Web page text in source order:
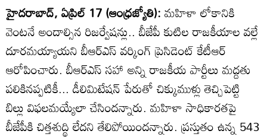
హైదరాబాద్‌, ఏప్రిల్‌ 17 (ఆంధ్రజ్యోతి):మహిళా లోకానికి
వెంటనే అందాల్సిన రిజర్వేషన్లు.. బీజేపీ కుటిల రాజకీయాల వల్లే
దూరమయ్యాయని బీఆర్‌ఎస్‌ వర్కింగ్‌ ప్రెసిడెంట్‌ కేటీఆర్‌
ఆరోపించారు. బీఆర్‌ఎస్‌ సహా అన్ని రాజకీయ పార్టీలు మద్దతు
పలికినప్పటికీ... డీలిమిటేషన్‌ పేరుతో చిక్కుముళ్లు తెచ్చిపెట్టి
బిల్లు విఫలమయ్యేలా చేసిందన్నారు. మహిళా సాధికారతపై
బీజేపీకి చిత్తశుద్థి లేదని తేలిపోయిందన్నారు. ప్రస్తుతం ఉన్న 543